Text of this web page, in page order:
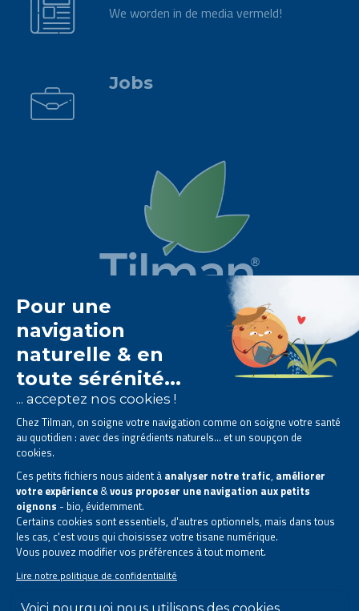
We worden in de media vermeld!
Jobs
Het Tilman laboratorium is
gespecialiseerd in
fytotherapie
Het biedt unatuurlijke oplossingen op basis van
planten
Producten ontworpen om uw dagelijks leven te
verbeteren.
Alle rechten voorbehouden. © 2026 Tilman
Privacyverklaring
Algemene informatie Bedrijfscontactgegevens |
Deze site is gecreëerd en wordt beheerd in overeenstemming met de Belgische
wetgeving.